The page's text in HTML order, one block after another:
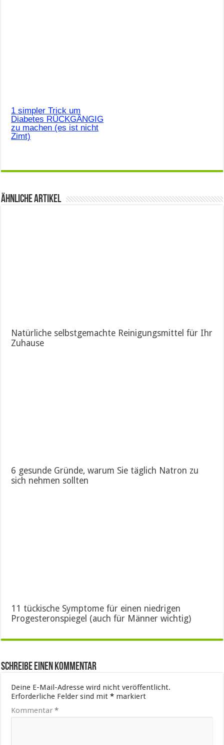
1 simpler Trick um
Diabetes RÜCKGÄNGIG
zu machen (es ist nicht
Zimt)
Ähnliche Artikel
Natürliche selbstgemachte Reinigungsmittel für Ihr
Zuhause
6 gesunde Gründe, warum Sie täglich Natron zu
sich nehmen sollten
11 tückische Symptome für einen niedrigen
Progesteronspiegel (auch für Männer wichtig)
Schreibe einen Kommentar
Deine E-Mail-Adresse wird nicht veröffentlicht.
Erforderliche Felder sind mit* markiert
Kommentar*